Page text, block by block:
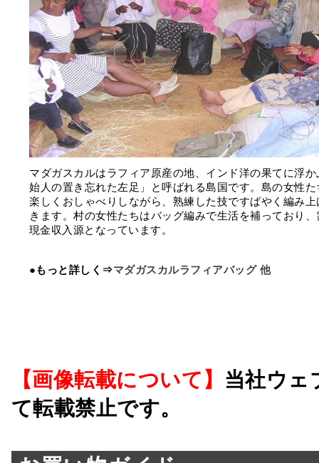
マダガスカルはラフィア原産の地、インド洋の果てに浮
始人の置き忘れた左足」と呼ばれる島国です。島の女性
楽しくおしゃべりしながら、熟練した技ですばやく編み
きます。村の女性たちはバッグ編みで生活を補っており
現金収入源となっています。
●もっと詳しく⇒マダガスカルラフィアバッグ 他
【画像転載について】 当社ウェ
て転載禁止です。